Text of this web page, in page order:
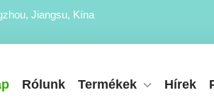
Jiangsu, Kína
Rólunk Termékek Hírek